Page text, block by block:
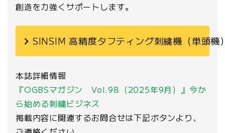
創造を力強くサポートします。
SINSIM 高精度タフティング刺繍機（単頭機
本誌詳細情報
『OGBSマガジン Vol.98（2025年9月）』今か
ら始める刺繍ビジネス
掲載内容に関連するお問合せは下記ボタンより、